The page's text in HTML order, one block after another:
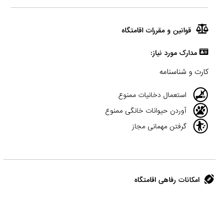
قوانین و مقررات اقامتگاه
مدارک مورد نیاز:
کارت و شناسنامه
استعمال دخانیات ممنوع
آوردن حیوانات خانگی ممنوع
گرفتن مهمانی مجاز
امکانات رفاهی اقامتگاه